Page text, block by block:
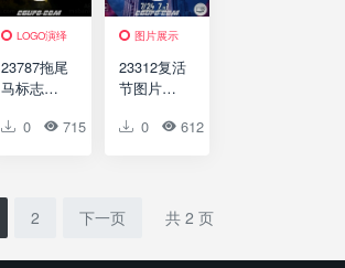
0 0
LOGO演绎
23787拖尾
马标志展
模板
Logo
Reveal –
Davinci
Resolve
0 715 0 0
图片展示
23312复活
节图片视
模板Praise
0 612
2 下一页 共 2 页